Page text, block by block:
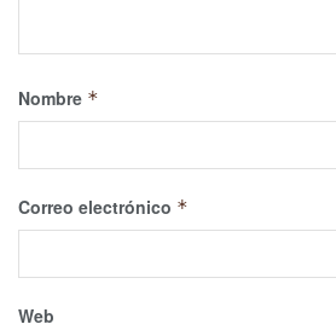
Nombre *
Correo electrónico *
Web